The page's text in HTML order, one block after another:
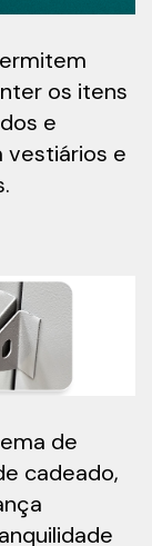
os itens
e
vestiários e
de
cadeado,